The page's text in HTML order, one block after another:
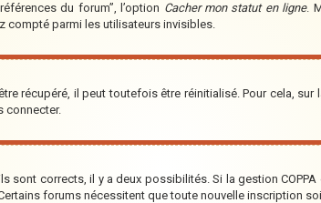
du forum”, l’option Cacher mon statut en ligne.
compté parmi les utilisateurs invisibles.
récupéré, il peut toutefois être réinitialisé. Pour cela,
connecter.
sont corrects, il y a deux possibilités. Si la gestion
forums nécessitent que toute nouvelle inscription